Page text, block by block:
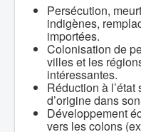
Persécution,
indigènes,
importées.
Colonisation de
villes et les
intéressantes.
Réduction à
d’origine dans
Développement
vers les colons